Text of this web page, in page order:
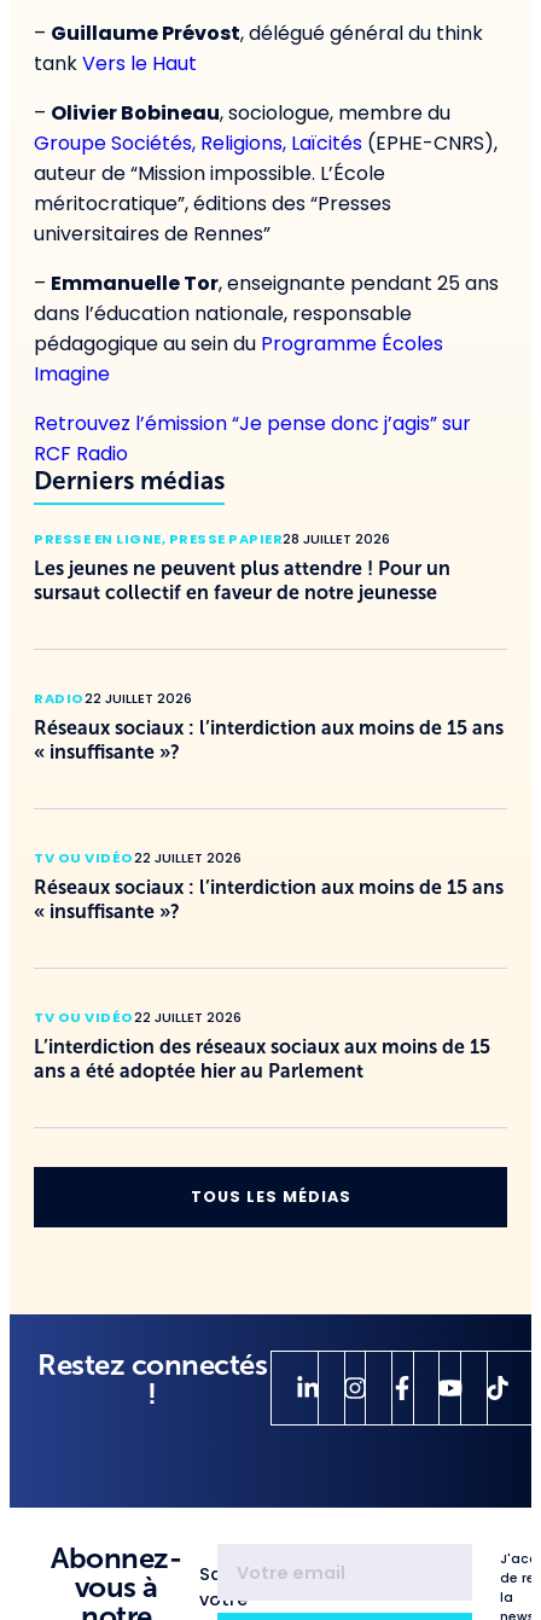
– Guillaume Prévost, délégué général du think
tankVers le Haut
– Olivier Bobineau, sociologue, membre du
Groupe Sociétés, Religions, Laïcités (EPHE-CNRS),
auteur de “Mission impossible. L’École
méritocratique”, éditions des “Presses
universitaires de Rennes”
– Emmanuelle Tor, enseignante pendant 25 ans
dans l’éducation nationale, responsable
pédagogique au sein du Programme Écoles
Imagine
Retrouvez l’émission “Je pense donc j’agis” sur
RCF Radio
Derniers médias
PRESSE EN LIGNE, PRESSE PAPIER28 JUILLET 2026
Les jeunes ne peuvent plus attendre ! Pour un
sursaut collectif en faveur de notre jeunesse
RADIO22 JUILLET 2026
Réseaux sociaux : l’interdiction aux moins de 15 ans
« insuffisante »?
TV OU VIDÉO22 JUILLET 2026
Réseaux sociaux : l’interdiction aux moins de 15 ans
« insuffisante »?
TV OU VIDÉO22 JUILLET 2026
L’interdiction des réseaux sociaux aux moins de 15
ans a été adoptée hier au Parlement
TOUS LES MÉDIAS
Restez connectés
!
Abonnez-
vous à
Saisissez
votre
de
la